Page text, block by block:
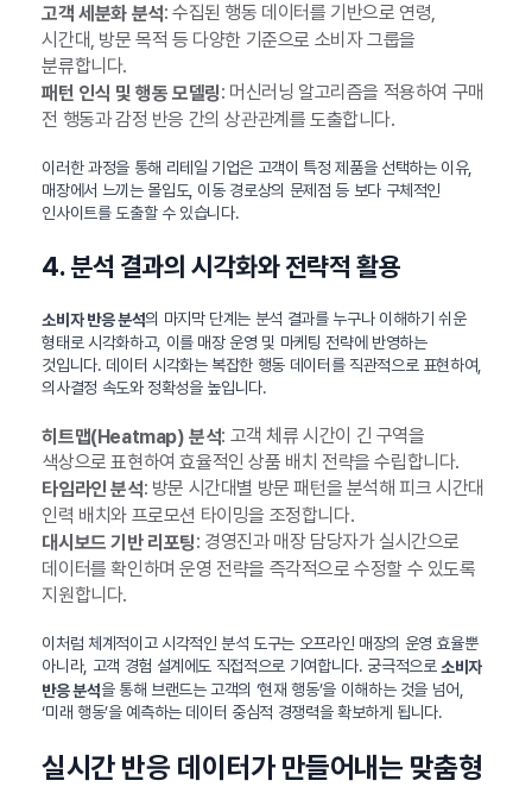
고객 세분화 분석: 수집된 행동 데이터를 기반으로 연령,
시간대, 방문 목적 등 다양한 기준으로 소비자 그룹을
분류합니다.
패턴 인식 및 행동 모델링: 머신러닝 알고리즘을 적용하여 구매
전 행동과 감정 반응 간의 상관관계를 도출합니다.
이러한 과정을 통해 리테일 기업은 고객이 특정 제품을 선택하는 이유,
매장에서 느끼는 몰입도, 이동 경로상의 문제점 등 보다 구체적인
인사이트를 도출할 수 있습니다.
4. 분석 결과의 시각화와 전략적 활용
소비자 반응 분석의 마지막 단계는 분석 결과를 누구나 이해하기 쉬운
형태로 시각화하고, 이를 매장 운영 및 마케팅 전략에 반영하는
것입니다. 데이터 시각화는 복잡한 행동 데이터를 직관적으로 표현하여,
의사결정 속도와 정확성을 높입니다.
히트맵(Heatmap) 분석: 고객 체류 시간이 긴 구역을
색상으로 표현하여 효율적인 상품 배치 전략을 수립합니다.
타임라인 분석: 방문 시간대별 방문 패턴을 분석해 피크 시간대
인력 배치와 프로모션 타이밍을 조정합니다.
대시보드 기반 리포팅: 경영진과 매장 담당자가 실시간으로
데이터를 확인하며 운영 전략을 즉각적으로 수정할 수 있도록
지원합니다.
이처럼 체계적이고 시각적인 분석 도구는 오프라인 매장의 운영 효율뿐
아니라, 고객 경험 설계에도 직접적으로 기여합니다. 궁극적으로 소비자
반응 분석을 통해 브랜드는 고객의 ‘현재 행동’을 이해하는 것을 넘어,
‘미래 행동’을 예측하는 데이터 중심적 경쟁력을 확보하게 됩니다.
실시간 반응 데이터가 만들어내는 맞춤형